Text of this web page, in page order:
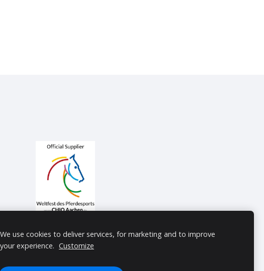
We use cookies to deliver services, for marketing and to improve
your experience. Customize